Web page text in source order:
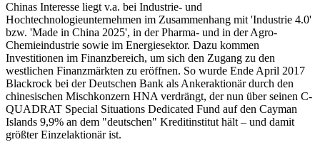
Chinas Interesse liegt v.a. bei Industrie- und
Hochtechnologieunternehmen im Zusammenhang mit 'Industrie 4.0'
bzw. 'Made in China 2025', in der Pharma- und in der Agro-
Chemieindustrie sowie im Energiesektor. Dazu kommen
Investitionen im Finanzbereich, um sich den Zugang zu den
westlichen Finanzmärkten zu eröffnen. So wurde Ende April 2017
Blackrock bei der Deutschen Bank als Ankeraktionär durch den
chinesischen Mischkonzern HNA verdrängt, der nun über seinen C-
QUADRAT Special Situations Dedicated Fund auf den Cayman
Islands 9,9% an dem "deutschen" Kreditinstitut hält – und damit
größter Einzelaktionär ist.